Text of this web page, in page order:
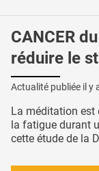
CANCER
réduire le
Actualité publiée il y
La méditation est
la fatigue durant
cette étude de la